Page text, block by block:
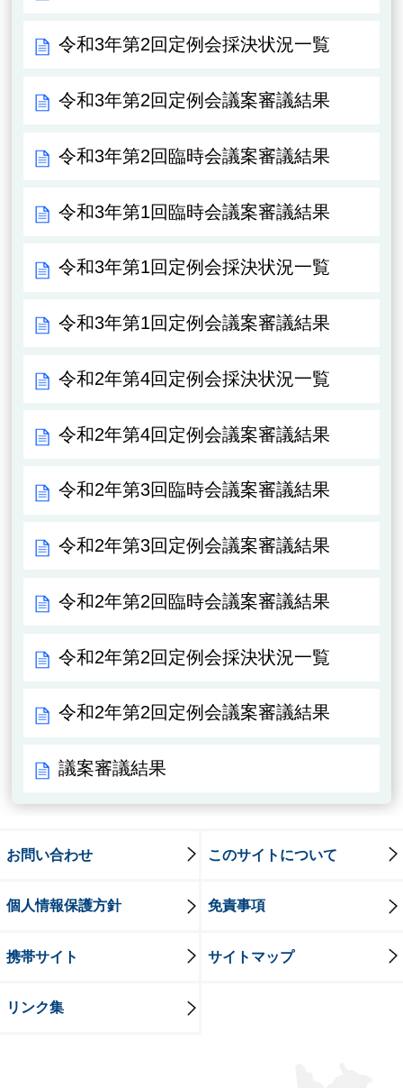
令和3年第2回定例会採決状況一覧
令和3年第2回定例会議案審議結果
令和3年第2回臨時会議案審議結果
令和3年第1回臨時会議案審議結果
令和3年第1回定例会採決状況一覧
令和3年第1回定例会議案審議結果
令和2年第4回定例会採決状況一覧
令和2年第4回定例会議案審議結果
令和2年第3回臨時会議案審議結果
令和2年第3回定例会議案審議結果
令和2年第2回臨時会議案審議結果
令和2年第2回定例会採決状況一覧
令和2年第2回定例会議案審議結果
議案審議結果
お問い合わせ このサイトについて
個人情報保護方針 免責事項
携帯サイト サイトマップ
リンク集